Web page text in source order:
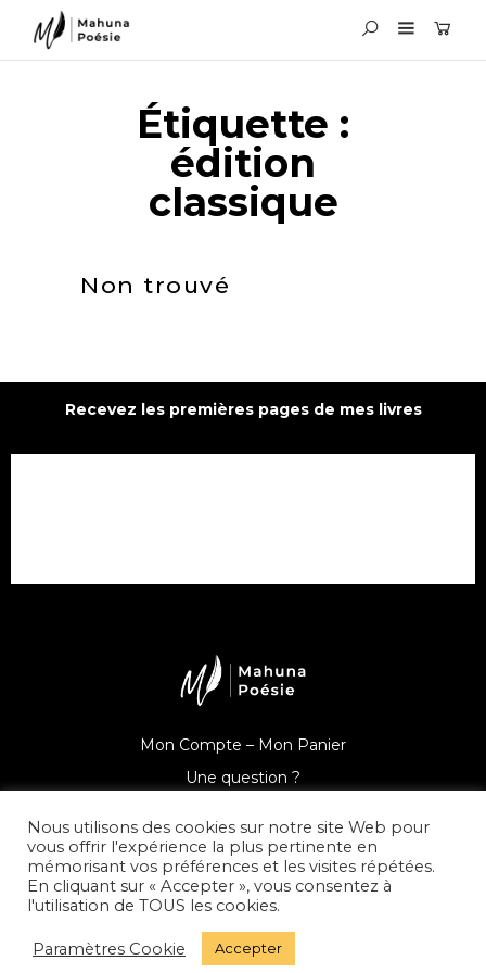
Étiquette :
édition
classique
Non trouvé
Recevez les premières pages de mes livres
Mon Compte – Mon Panier
Une question ?
© Mahuna Poésie
Mentions Légales – Politique de Confidentialité –
Nous utilisons des cookies sur notre site Web pour
vous offrir l'expérience la plus pertinente en
mémorisant vos préférences et les visites répétées.
En cliquant sur « Accepter », vous consentez à
l'utilisation de TOUS les cookies.
Paramètres Cookie Accepter